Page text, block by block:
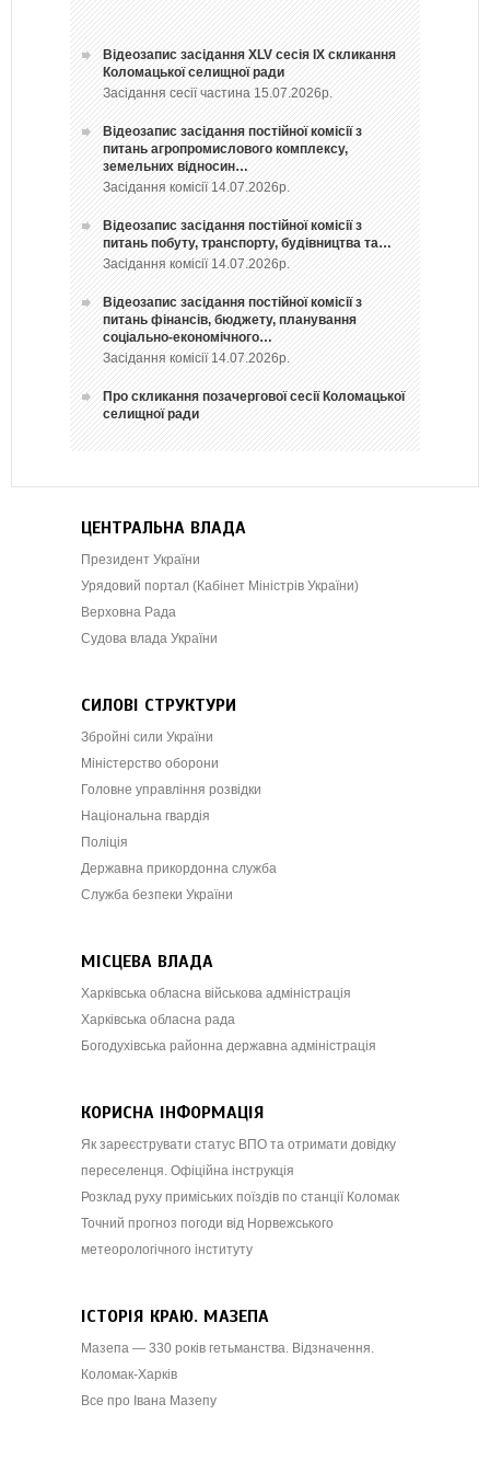
Відеозапис засідання ХLV сесія ІХ скликання
Коломацької селищної ради
Засідання сесії частина 15.07.2026р.
Відеозапис засідання постійної комісії з
питань агропромислового комплексу,
земельних відносин…
Засідання комісії 14.07.2026р.
Відеозапис засідання постійної комісії з
питань побуту, транспорту, будівництва та…
Засідання комісії 14.07.2026р.
Відеозапис засідання постійної комісії з
питань фінансів, бюджету, планування
соціально-економічного…
Засідання комісії 14.07.2026р.
Про скликання позачергової сесії Коломацької
селищної ради
ЦЕНТРАЛЬНА ВЛАДА
Президент України
Урядовий портал (Кабінет Міністрів України)
Верховна Рада
Судова влада України
СИЛОВІ СТРУКТУРИ
Збройні сили України
Міністерство оборони
Головне управління розвідки
Національна гвардія
Поліція
Державна прикордонна служба
Служба безпеки України
МІСЦЕВА ВЛАДА
Харківська обласна військова адміністрація
Харківська обласна рада
Богодухівська районна державна адміністрація
КОРИСНА ІНФОРМАЦІЯ
Як зареєструвати статус ВПО та отримати довідку
переселенця. Офіційна інструкція
Розклад руху приміських поїздів по станції Коломак
Точний прогноз погоди від Норвежського
метеорологічного інституту
ІСТОРІЯ КРАЮ. МАЗЕПА
Мазепа — 330 років гетьманства. Відзначення.
Коломак-Харків
Все про Івана Мазепу